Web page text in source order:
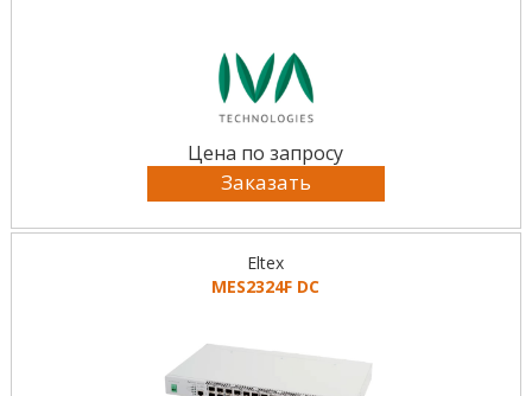
Цена по запросу
Заказать
Eltex
MES2324F DC